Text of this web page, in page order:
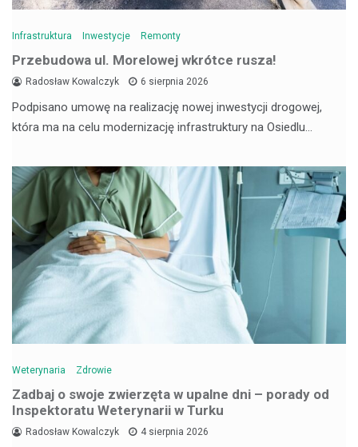
Infrastruktura Inwestycje Remonty
Przebudowa ul. Morelowej wkrótce rusza!
Radosław Kowalczyk 6 sierpnia 2026
Podpisano umowę na realizację nowej inwestycji drogowej,
która ma na celu modernizację infrastruktury na Osiedlu…
Weterynaria Zdrowie
Zadbaj o swoje zwierzęta w upalne dni – porady od
Inspektoratu Weterynarii w Turku
Radosław Kowalczyk 4 sierpnia 2026